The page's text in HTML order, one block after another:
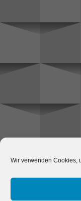
Wir verwenden Cookies,